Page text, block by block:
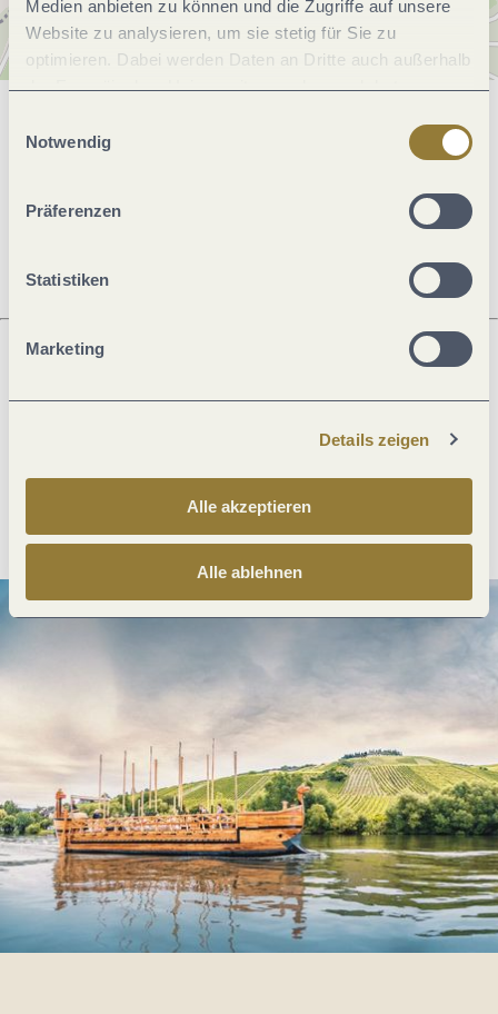
Medien anbieten zu können und die Zugriffe auf unsere
Website zu analysieren, um sie stetig für Sie zu
optimieren. Dabei werden Daten an Dritte auch außerhalb
der Europäischen Union weitergegeben und dort
jederzeit widerrufen werden. Mit der Auswahl "Alle
ablehnen" kann es zu Beeinträchtigungen in der Nutzung
Notwendig
Präferenzen
Statistiken
Marketing
Details zeigen
Alle akzeptieren
Alle ablehnen
Allgemeine Informationen
Öffnungszeiten
Anreise planen